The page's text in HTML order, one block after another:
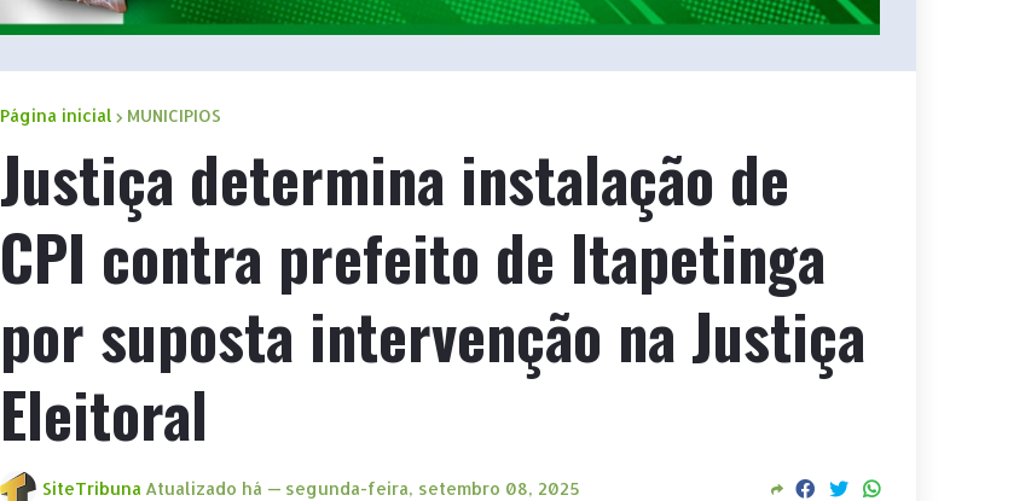
Página inicial MUNICIPIOS
Justiça determina instalação de
CPI contra prefeito de Itapetinga
por suposta intervenção na Justiça
Eleitoral
SiteTribuna Atualizado há — segunda-feira, setembro 08, 2025